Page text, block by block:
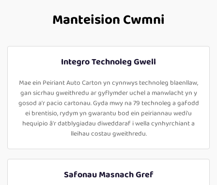
Manteision Cwmni
Integro Technoleg Gwell
Mae ein Peiriant Auto Carton yn cynnwys technoleg blaenllaw,
gan sicrhau gweithredu ar gyflymder uchel a manwlacht yn y
gosod a'r pacio cartonau. Gyda mwy na 79 technoleg a gafodd
ei brentisio, rydym yn gwarantu bod ein peiriannau wedi'u
hequipio â'r datblygiadau diweddaraf i wella cynhyrchiant a
lleihau costau gweithredu.
Safonau Masnach Gref